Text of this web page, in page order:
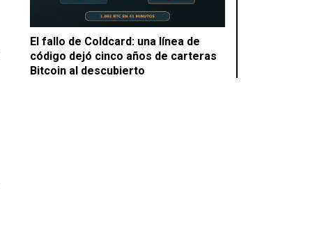
El fallo de Coldcard: una línea de
código dejó cinco años de carteras
Bitcoin al descubierto